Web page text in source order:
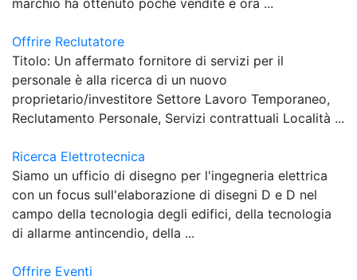
Offrire Reclutatore
Titolo: Un affermato fornitore di servizi per il
personale è alla ricerca di un nuovo
proprietario/investitore Settore Lavoro Temporaneo,
Reclutamento Personale, Servizi contrattuali Località ...
Ricerca Elettrotecnica
Siamo un ufficio di disegno per l'ingegneria elettrica
con un focus sull'elaborazione di disegni D e D nel
campo della tecnologia degli edifici, della tecnologia
di allarme antincendio, della ...
Offrire Eventi